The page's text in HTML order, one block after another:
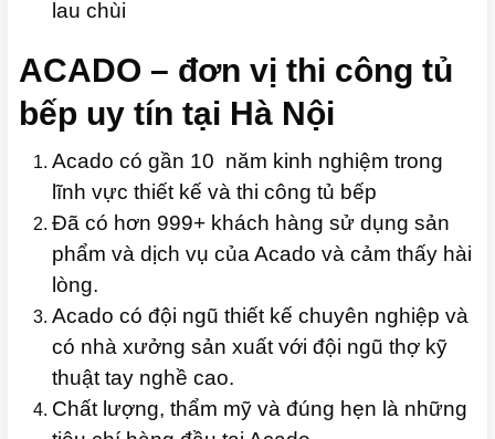
lau chùi
ACADO – đơn vị thi công tủ
bếp uy tín tại Hà Nội
Acado có gần 10 năm kinh nghiệm trong
lĩnh vực thiết kế và thi công tủ bếp
Đã có hơn 999+ khách hàng sử dụng sản
phẩm và dịch vụ của Acado và cảm thấy hài
lòng.
Acado có đội ngũ thiết kế chuyên nghiệp và
có nhà xưởng sản xuất với đội ngũ thợ kỹ
thuật tay nghề cao.
Chất lượng, thẩm mỹ và đúng hẹn là những